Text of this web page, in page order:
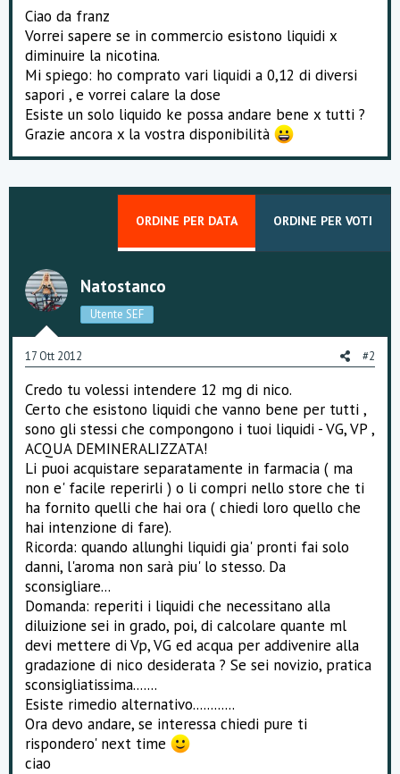
e
Ciao da franz
Vorrei sapere se in commercio esistono liquidi x
diminuire la nicotina.
Mi spiego: ho comprato vari liquidi a 0,12 di diversi
sapori , e vorrei calare la dose
Esiste un solo liquido ke possa andare bene x tutti ?
Grazie ancora x la vostra disponibilità
ORDINE PER DATA ORDINE PER VOTI
Natostanco
Utente SEF
17 Ott 2012 #2
Credo tu volessi intendere 12 mg di nico.
Certo che esistono liquidi che vanno bene per tutti ,
sono gli stessi che compongono i tuoi liquidi - VG, VP ,
ACQUA DEMINERALIZZATA!
Li puoi acquistare separatamente in farmacia ( ma
non e' facile reperirli ) o li compri nello store che ti
ha fornito quelli che hai ora ( chiedi loro quello che
hai intenzione di fare).
Ricorda: quando allunghi liquidi gia' pronti fai solo
danni, l'aroma non sarà piu' lo stesso. Da
sconsigliare...
Domanda: reperiti i liquidi che necessitano alla
diluizione sei in grado, poi, di calcolare quante ml
devi mettere di Vp, VG ed acqua per addivenire alla
gradazione di nico desiderata ? Se sei novizio, pratica
sconsigliatissima.......
Esiste rimedio alternativo............
Ora devo andare, se interessa chiedi pure ti
rispondero' next time
ciao